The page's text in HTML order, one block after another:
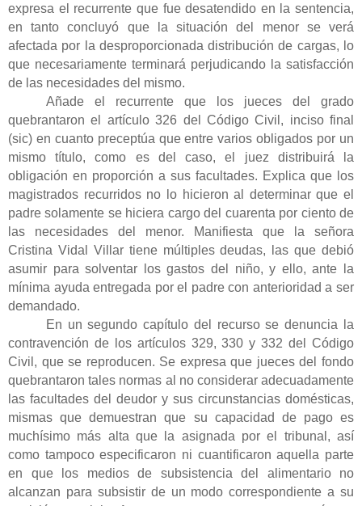
expresa el recurrente que fue desatendido en la sentencia,
en tanto concluyó que la situación del menor se verá
afectada por la desproporcionada distribución de cargas, lo
que necesariamente terminará perjudicando la satisfacción
de las necesidades del mismo.
Añade el recurrente que los jueces del grado
quebrantaron el artículo 326 del Código Civil, inciso final
(sic) en cuanto preceptúa que entre varios obligados por un
mismo título, como es del caso, el juez distribuirá la
obligación en proporción a sus facultades. Explica que los
magistrados recurridos no lo hicieron al determinar que el
padre solamente se hiciera cargo del cuarenta por ciento de
las necesidades del menor. Manifiesta que la señora
Cristina Vidal Villar tiene múltiples deudas, las que debió
asumir para solventar los gastos del niño, y ello, ante la
mínima ayuda entregada por el padre con anterioridad a ser
demandado.
En un segundo capítulo del recurso se denuncia la
contravención de los artículos 329, 330 y 332 del Código
Civil, que se reproducen. Se expresa que jueces del fondo
quebrantaron tales normas al no considerar adecuadamente
las facultades del deudor y sus circunstancias domésticas,
mismas que demuestran que su capacidad de pago es
muchísimo más alta que la asignada por el tribunal, así
como tampoco especificaron ni cuantificaron aquella parte
en que los medios de subsistencia del alimentario no
alcanzan para subsistir de un modo correspondiente a su